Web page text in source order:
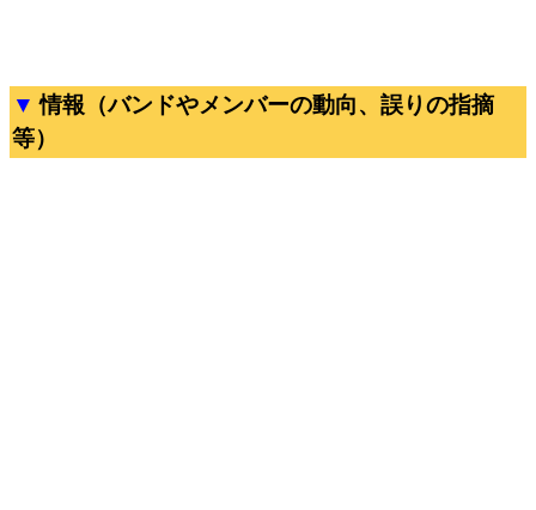
情報（バンドやメンバーの動向、誤りの指摘
等）